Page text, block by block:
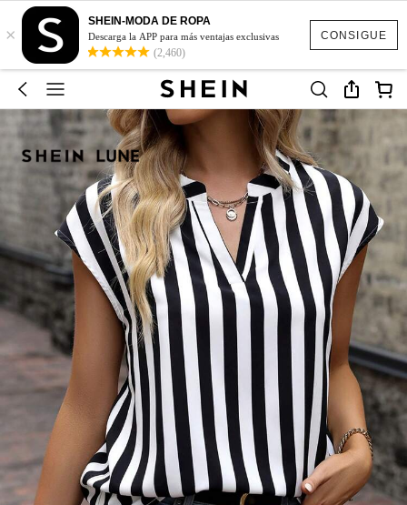
CONSIGUE
×
SHEIN-MODA DE ROPA
Descarga la APP para más ventajas exclusivas
(2,460)